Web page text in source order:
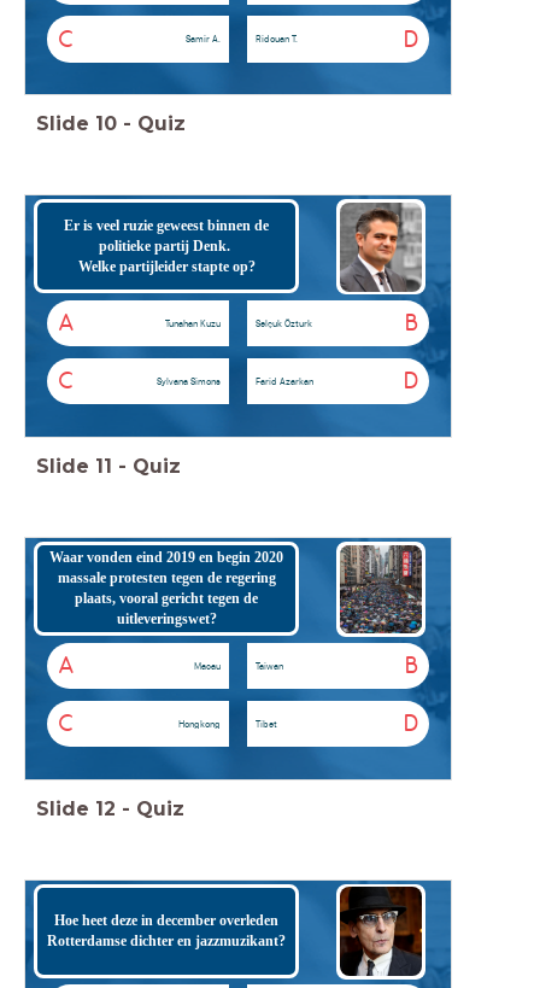
C Samir A. D
Ridouan T.
Slide 10 - Quiz
Er is veel ruzie geweest binnen de
politieke partij Denk.
Welke partijleider stapte op?
A Tunahan Kuzu B
Selçuk Özturk
C Sylvana Simons D
Farid Azarkan
Slide 11 - Quiz
Waar vonden eind 2019 en begin 2020
massale protesten tegen de regering
plaats, vooral gericht tegen de
uitleveringswet?
A Macau B
Taiwan
C Hongkong D
Tibet
Slide 12 - Quiz
Hoe heet deze in december overleden
Rotterdamse dichter en jazzmuzikant?